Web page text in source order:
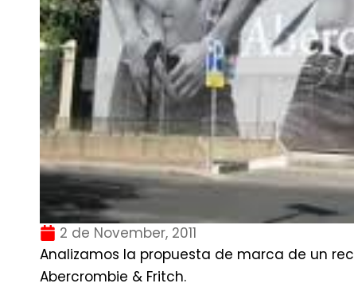
2 de November, 2011
Analizamos la propuesta de marca de un
Abercrombie & Fritch.